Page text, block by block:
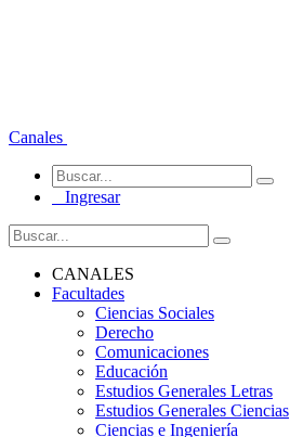
Canales
Ingresar
CANALES
Facultades
Ciencias Sociales
Derecho
Comunicaciones
Educación
Estudios Generales Letras
Estudios Generales Ciencias
Ciencias e Ingeniería